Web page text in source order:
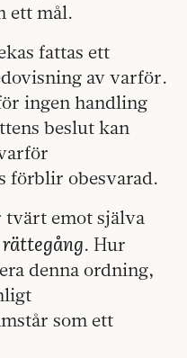
ett mål.
fattas ett
av varför.
ingen handling
beslut kan
förblir obesvarad.
tvärt emot själva
. Hur
denna ordning,
som ett